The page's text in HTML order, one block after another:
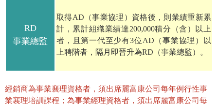
RD
事業總監
取得AD（事業協理）資格後，則業績重新累
計，累計組織業績達200,000積分（含）以上
者，且第一代至少有3位AD（事業協理）以
上聘階者，隔月即晉升為RD（事業總監）。
經銷商為事業襄理資格者，須出席麗富康公司每年例行性事
業襄理培訓課程；為事業經理資格者，須出席麗富康公司每